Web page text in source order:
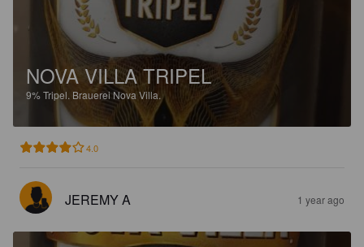
NOVA VILLA TRIPEL
9%Tripel. Brauerei Nova Villa.
4.0
JEREMY A 1 year ago